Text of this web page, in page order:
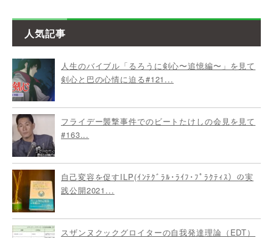
人気記事
人生のバイブル「るろうに剣心〜追憶編〜」を見て
剣心と巴の心情に迫る#121...
フライデー襲撃事件でのビートたけしの会見を見て
#163...
自己変容を促すILP(ｲﾝﾃｸﾞﾗﾙ･ﾗｲﾌ･ﾌﾟﾗｸﾃｨｽ）の実
践公開2021...
スザンヌクックグロイターの自我発達理論（EDT）